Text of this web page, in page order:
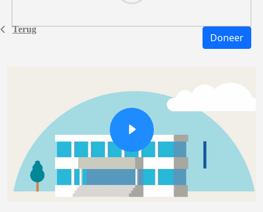
Terug
Doneer